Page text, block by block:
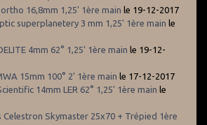
16,8mm 1,25' 1ère main le 19-12-2017
superplanetery 3 mm 1,25' 1ère main le
4mm 62° 1,25' 1ère main le 19-12-
15mm 100° 2' 1ère main le 17-12-2017
14mm LER 62° 1,25' 1ère main le
Celestron Skymaster 25x70 + Trépied 1ère